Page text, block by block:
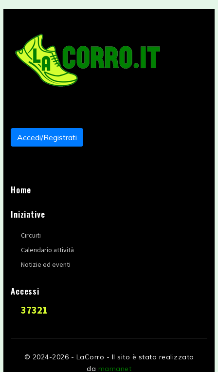
Accedi/Registrati
Home
Iniziative
Circuiti
Calendario attività
Notizie ed eventi
Accessi
37321
© 2024-2026 - LaCorro - Il sito è stato realizzato
da mamanet